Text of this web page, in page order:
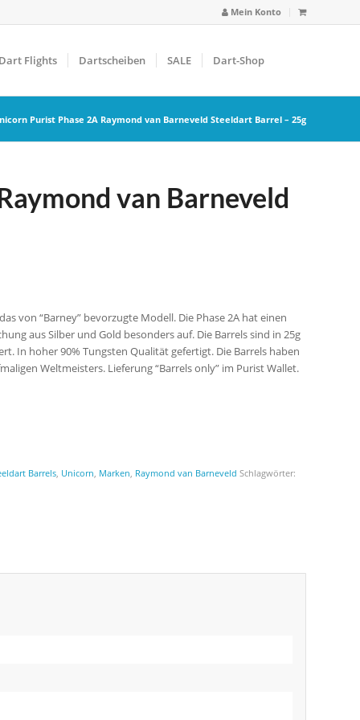
Mein Konto
Dart Flights Dartscheiben SALE Dart-Shop
Purist Phase 2A Raymond van Barneveld Steeldart Barrel – 25g
van Barneveld
von “Barney” bevorzugte Modell. Die Phase 2A hat einen
aus Silber und Gold besonders auf. Die Barrels sind in 25g
In hoher 90% Tungsten Qualität gefertigt. Die Barrels haben
Weltmeisters. Lieferung “Barrels only” im Purist Wallet.
Barrels, Unicorn, Marken, Raymond van Barneveld Schlagwörter: